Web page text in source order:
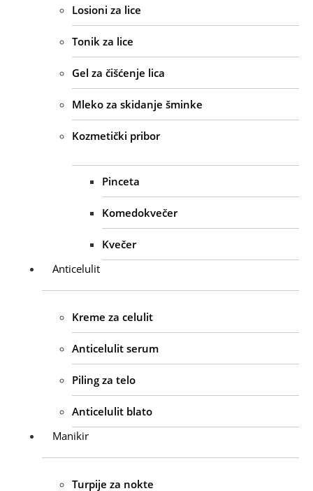
Losioni za lice
Tonik za lice
Gel za čišćenje lica
Mleko za skidanje šminke
Kozmetički pribor
Pinceta
Komedokvečer
Kvečer
Anticelulit
Kreme za celulit
Anticelulit serum
Piling za telo
Anticelulit blato
Manikir
Turpije za nokte